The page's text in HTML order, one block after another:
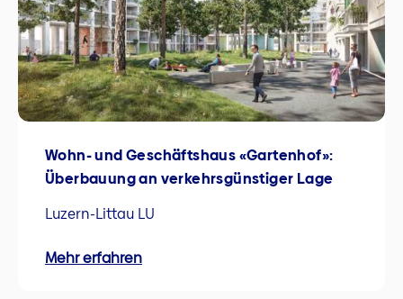
Wohn- und Geschäftshaus «Gartenhof»:
Überbauung an verkehrsgünstiger Lage
Luzern-Littau LU
Mehr erfahren